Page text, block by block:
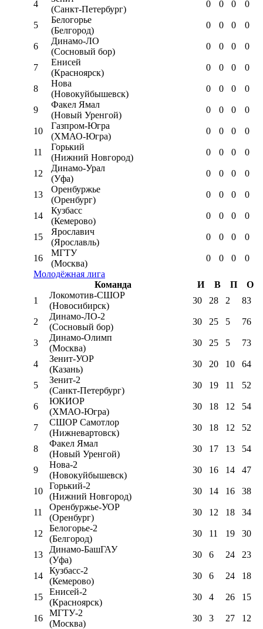
4
(Санкт-Петербург)
0 0 0 0
5
Белогорье
(Белгород)
0 0 0 0
6
Динамо-ЛО
(Сосновый бор)
0 0 0 0
7
Енисей
(Красноярск)
0 0 0 0
8
Нова
(Новокуйбышевск)
0 0 0 0
9
Факел Ямал
(Новый Уренгой)
0 0 0 0
10
Газпром-Югра
(ХМАО-Югра)
0 0 0 0
11
Горький
(Нижний Новгород)
0 0 0 0
12
Динамо-Урал
(Уфа)
0 0 0 0
13
Оренбуржье
(Оренбург)
0 0 0 0
14
Кузбасс
(Кемерово)
0 0 0 0
15
Ярославич
(Ярославль)
0 0 0 0
16
МГТУ
(Москва)
0 0 0
0
Молодёжная лига
Команда
И В П
О
1
Локомотив-CШОР
(Новосибирск)
30 28 2 83
2
Динамо-ЛО-2
(Сосновый бор)
30 25 5 76
3
Динамо-Олимп
(Москва)
30 25 5 73
4
Зенит-УОР
(Казань)
30 20 10 64
5
Зенит-2
(Санкт-Петербург)
30 19 11 52
6
ЮКИОР
(ХМАО-Югра)
30 18 12 54
7
СШОР Самотлор
(Нижневартовск)
30 18 12 52
8
Факел Ямал
(Новый Уренгой)
30 17 13 54
9
Нова-2
(Новокуйбышевск)
30 16 14 47
10
Горький-2
(Нижний Новгород)
30 14 16 38
11
Оренбуржье-УОР
(Оренбург)
30 12 18 34
12
Белогорье-2
(Белгород)
30 11 19 30
13
Динамо-БашГАУ
(Уфа)
30 6 24 23
14
Кузбасс-2
(Кемерово)
30 6 24 18
15
Енисей-2
(Красноярск)
30 4 26 15
16
МГТУ-2
(Москва)
30 3 27 12